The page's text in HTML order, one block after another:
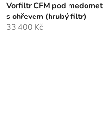
Vorfiltr CFM pod medomet
s ohřevem (hrubý filtr)
33 400 Kč